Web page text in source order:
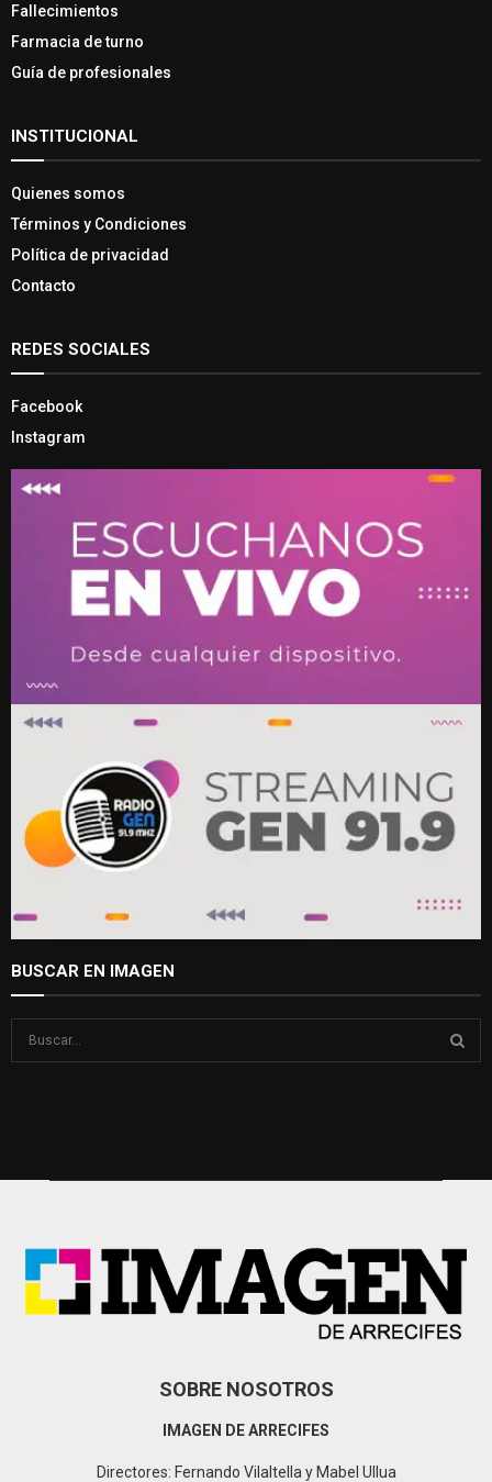
Fallecimientos
Farmacia de turno
Guía de profesionales
INSTITUCIONAL
Quienes somos
Términos y Condiciones
Política de privacidad
Contacto
REDES SOCIALES
Facebook
Instagram
BUSCAR EN IMAGEN
SOBRE NOSOTROS
IMAGEN DE ARRECIFES
Directores: Fernando Vilaltella y Mabel Ullua